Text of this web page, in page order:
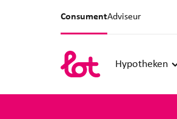
ConsumentAdviseur
Hypotheken